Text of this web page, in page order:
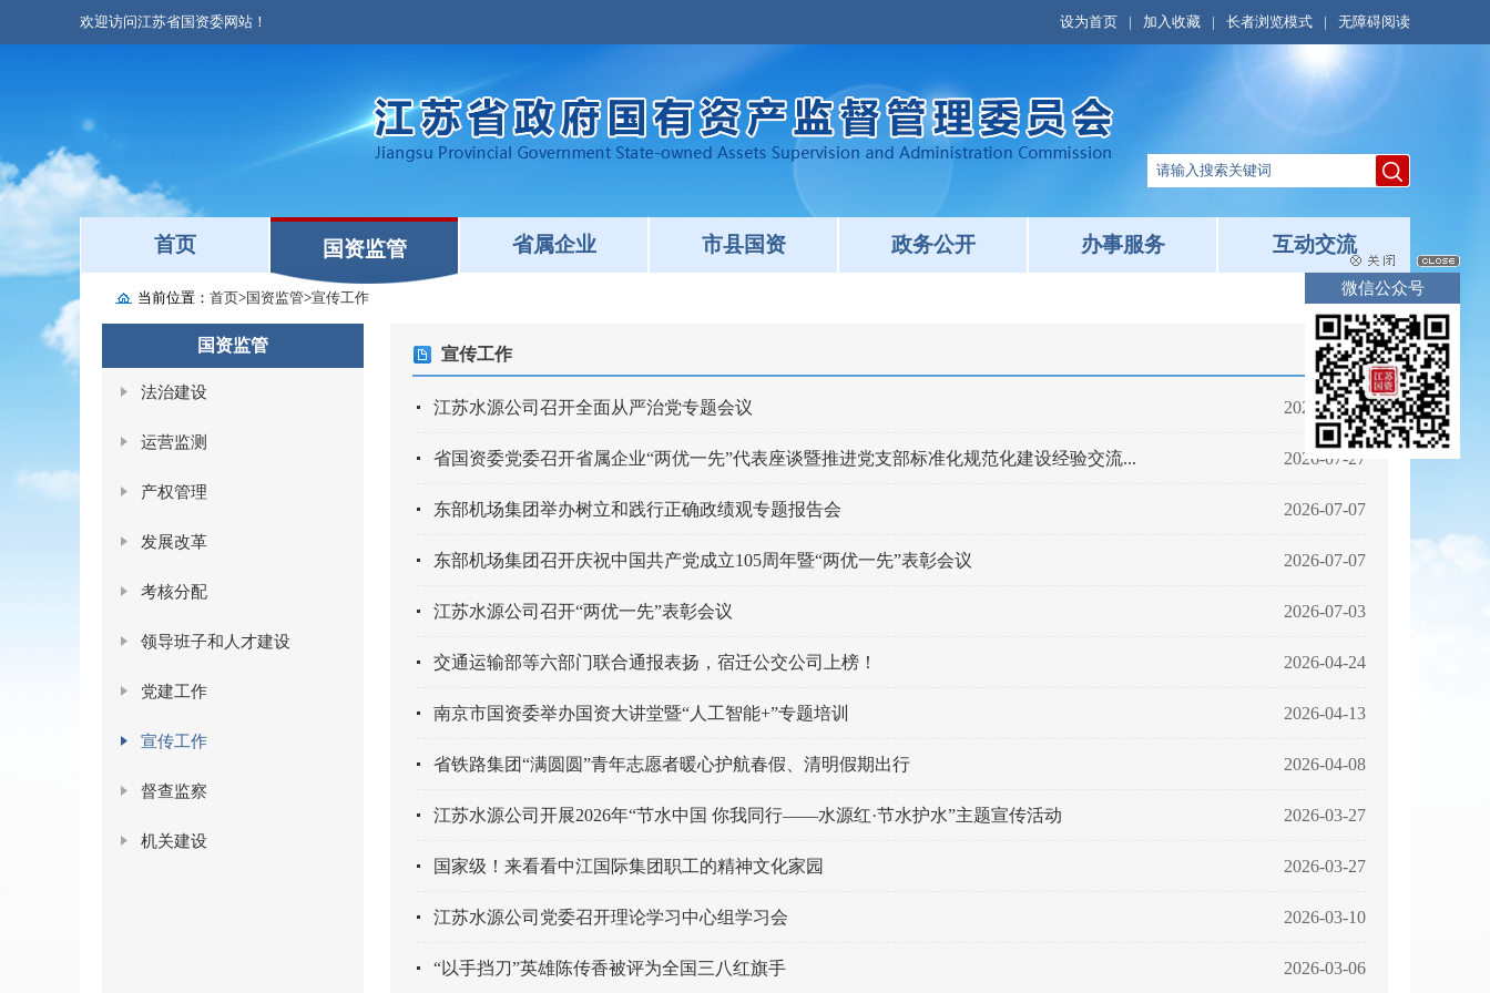
欢迎访问江苏省国资委网站！ | 长者浏览模式 | 无障碍阅读
设为首页 | 加入收藏
首页 国资监管 省属企业 市县国资 政务公开 办事服务 互动交流
当前位置： 首页>国资监管>宣传工作
国资监管
法治建设
运营监测
产权管理
发展改革
考核分配
领导班子和人才建设
党建工作
宣传工作
督查监察
机关建设
宣传工作
江苏水源公司召开全面从严治党专题会议 2026-08-03
省国资委党委召开省属企业“两优一先”代表座谈暨推进党支部标准化规范化建设经验交流... 2026-07-27
东部机场集团举办树立和践行正确政绩观专题报告会 2026-07-07
东部机场集团召开庆祝中国共产党成立105周年暨“两优一先”表彰会议 2026-07-07
江苏水源公司召开“两优一先”表彰会议 2026-07-03
交通运输部等六部门联合通报表扬，宿迁公交公司上榜！ 2026-04-24
南京市国资委举办国资大讲堂暨“人工智能+”专题培训 2026-04-13
省铁路集团“满圆圆”青年志愿者暖心护航春假、清明假期出行 2026-04-08
江苏水源公司开展2026年“节水中国 你我同行——水源红·节水护水”主题宣传活动 2026-03-27
国家级！来看看中江国际集团职工的精神文化家园 2026-03-27
江苏水源公司党委召开理论学习中心组学习会 2026-03-10
“以手挡刀”英雄陈传香被评为全国三八红旗手 2026-03-06
微信公众号